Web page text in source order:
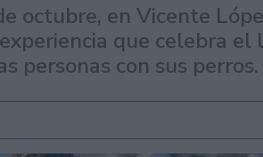
octubre, en Vicente
que celebra el
personas con sus perros.